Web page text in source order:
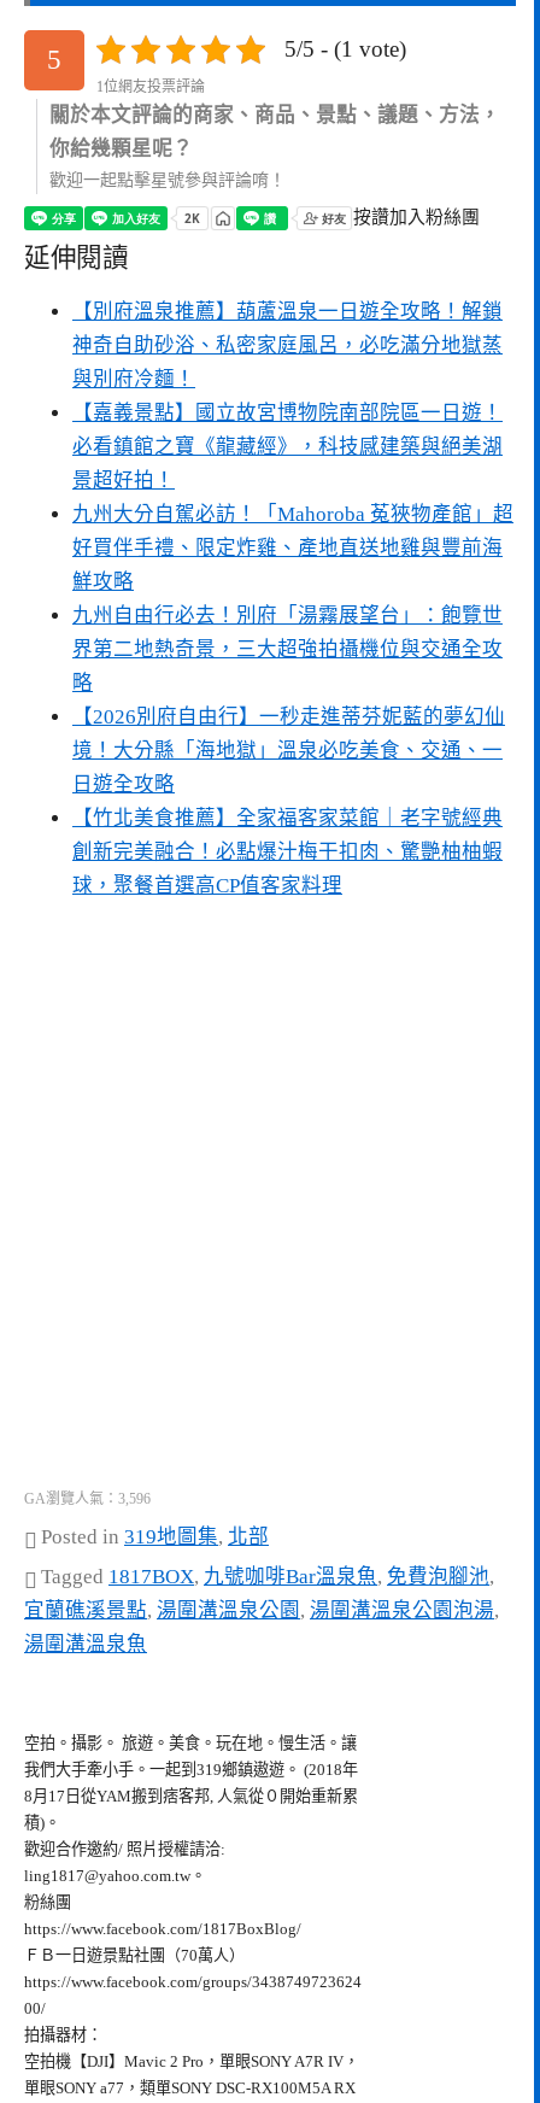
5 5/5 - (1 vote)
1位網友投票評論
關於本文評論的商家、商品、景點、議題、方法，
你給幾顆星呢？
歡迎一起點擊星號參與評論唷！
按讚加入粉絲團
延伸閱讀
【別府溫泉推薦】葫蘆溫泉一日遊全攻略！解鎖
神奇自助砂浴、私密家庭風呂，必吃滿分地獄蒸
與別府冷麵！
【嘉義景點】國立故宮博物院南部院區一日遊！
必看鎮館之寶《龍藏經》，科技感建築與絕美湖
景超好拍！
九州大分自駕必訪！「Mahoroba 菟狹物產館」超
好買伴手禮、限定炸雞、產地直送地雞與豐前海
鮮攻略
九州自由行必去！別府「湯霧展望台」：飽覽世
界第二地熱奇景，三大超強拍攝機位與交通全攻
略
【2026別府自由行】一秒走進蒂芬妮藍的夢幻仙
境！大分縣「海地獄」溫泉必吃美食、交通、一
日遊全攻略
【竹北美食推薦】全家福客家菜館｜老字號經典
創新完美融合！必點爆汁梅干扣肉、驚艷柚柚蝦
球，聚餐首選高CP值客家料理
GA瀏覽人氣：3,596
Posted in 319地圖集, 北部
Tagged 1817BOX, 九號咖啡Bar溫泉魚, 免費泡腳池,
宜蘭礁溪景點, 湯圍溝溫泉公園 , 湯圍溝溫泉公園泡湯,
湯圍溝溫泉魚
空拍。攝影。 旅遊。美食。玩在地。慢生活。讓
我們大手牽小手。一起到319鄉鎮遨遊。 (2018年
8月17日從YAM搬到痞客邦, 人氣從０開始重新累
積)。
歡迎合作邀約/ 照片授權請洽:
ling1817@yahoo.com.tw。
粉絲團
https://www.facebook.com/1817BoxBlog/
ＦＢ一日遊景點社團（70萬人）
https://www.facebook.com/groups/3438749723624
00/
拍攝器材：
空拍機【DJI】Mavic 2 Pro，單眼SONY A7R IV，
單眼SONY a77，類單SONY DSC-RX100M5A RX